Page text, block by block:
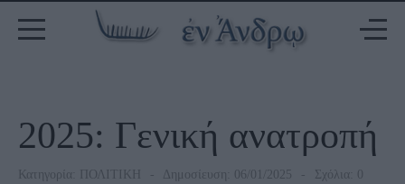
2025: Γενική ανατροπή
Κατηγορία: ΠΟΛΙΤΙΚΗ Δημοσίευση: 06/01/2025 Σχόλια: 0